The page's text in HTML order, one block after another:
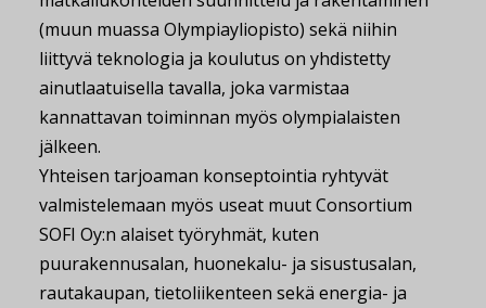
(muun muassa Olympiayliopisto) sekä niihin
liittyvä teknologia ja koulutus on yhdistetty
ainutlaatuisella tavalla, joka varmistaa
kannattavan toiminnan myös olympialaisten
jälkeen.
Yhteisen tarjoaman konseptointia ryhtyvät
valmistelemaan myös useat muut Consortium
SOFI Oy:n alaiset työryhmät, kuten
puurakennusalan, huonekalu- ja sisustusalan,
rautakaupan, tietoliikenteen sekä energia- ja